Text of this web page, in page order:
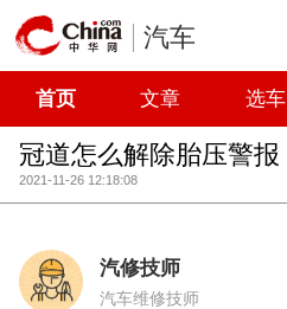
汽车
首页 文章 选车
冠道怎么解除胎压警报
2021-11-26 12:18:08
汽修技师
汽车维修技师